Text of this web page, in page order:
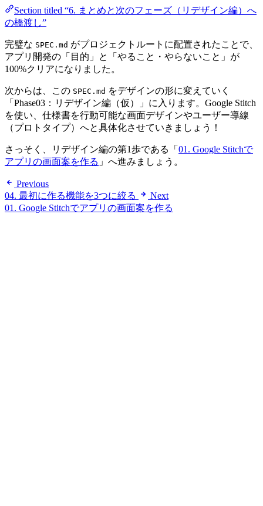
Section titled “6. まとめと次のフェーズ（リデザイン編）へ
の橋渡し”
完璧な SPEC.md がプロジェクトルートに配置されたことで、
アプリ開発の「目的」と「やること・やらないこと」が
100%クリアになりました。
次からは、この SPEC.md をデザインの形に変えていく
「Phase03：リデザイン編（仮）」に入ります。Google Stitch
を使い、仕様書を行動可能な画面デザインやユーザー導線
（プロトタイプ）へと具体化させていきましょう！
さっそく、リデザイン編の第1歩である「 01. Google Stitchで
アプリの画面案を作る 」へ進みましょう。
Previous
04. 最初に作る機能を3つに絞る
Next
01. Google Stitchでアプリの画面案を作る